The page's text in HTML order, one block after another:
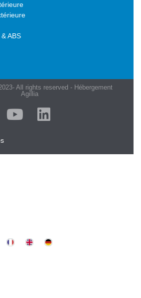
ABS
All rights reserved - Hébergement
Agillia